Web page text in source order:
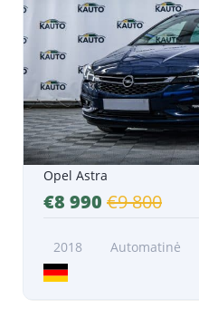
Opel Astra
€8 990 €9 800
2018 Automatinė